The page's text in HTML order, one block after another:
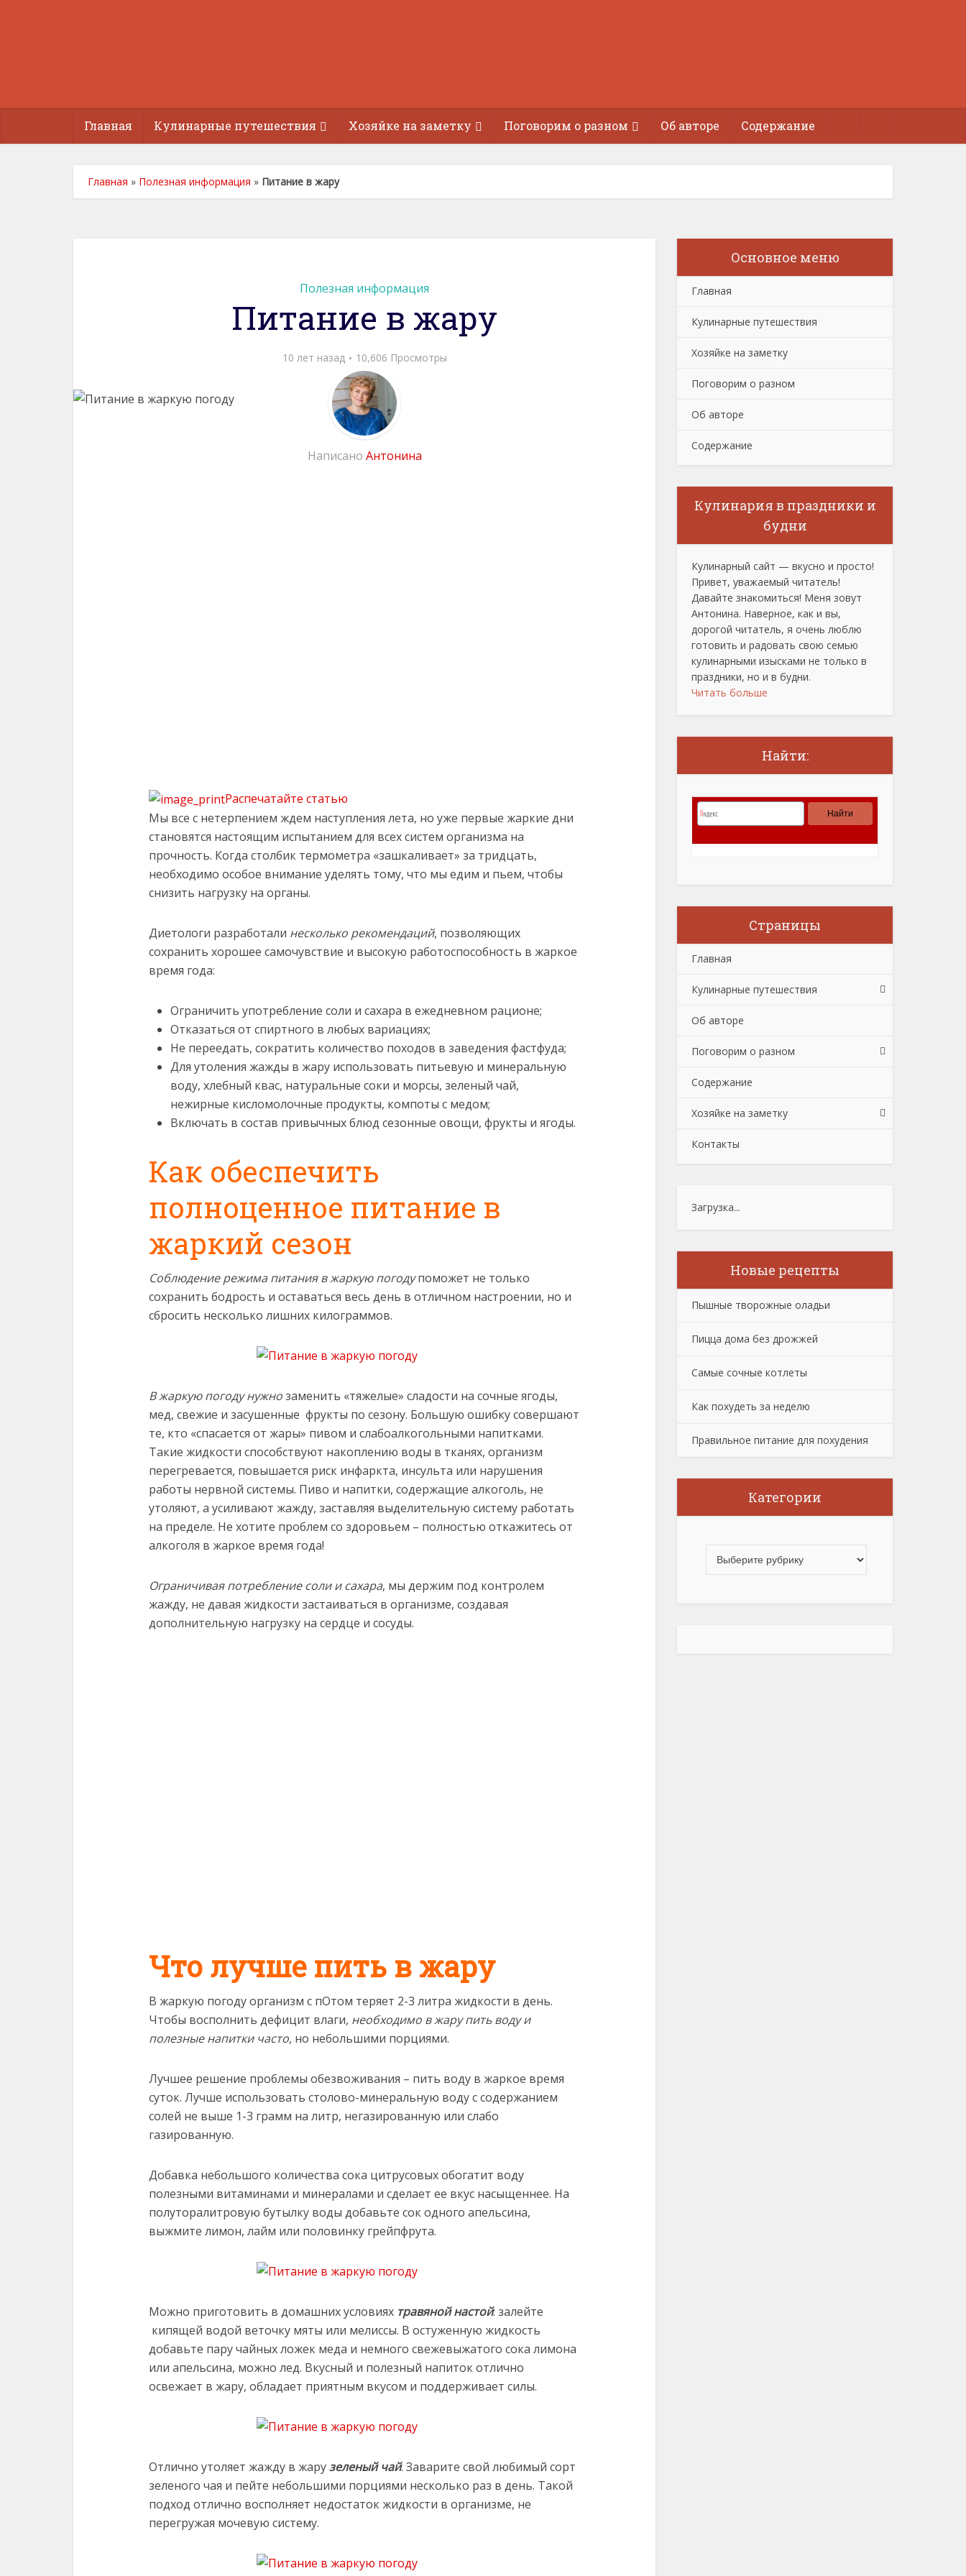
Главная Кулинарные путешествия Хозяйке на заметку Поговорим о разном Об авторе Содержание
Главная » Полезная информация » Питание в жару
Полезная информация
Питание в жару
10 лет назад 10,606 Просмотры
Написано Антонина
Распечатайте статью
Мы все с нетерпением ждем наступления лета, но уже первые жаркие дни
становятся настоящим испытанием для всех систем организма на
прочность. Когда столбик термометра «зашкаливает» за тридцать,
необходимо особое внимание уделять тому, что мы едим и пьем, чтобы
снизить нагрузку на органы.
Диетологи разработали несколько рекомендаций, позволяющих
сохранить хорошее самочувствие и высокую работоспособность в жаркое
время года:
Ограничить употребление соли и сахара в ежедневном рационе;
Отказаться от спиртного в любых вариациях;
Не переедать, сократить количество походов в заведения фастфуда;
Для утоления жажды в жару использовать питьевую и минеральную
воду, хлебный квас, натуральные соки и морсы, зеленый чай,
нежирные кисломолочные продукты, компоты с медом;
Включать в состав привычных блюд сезонные овощи, фрукты и ягоды.
Как обеспечить
полноценное питание в
жаркий сезон
Соблюдение режима питания в жаркую погодупоможет не только
сохранить бодрость и оставаться весь день в отличном настроении, но и
сбросить несколько лишних килограммов.
В жаркую погоду нужнозаменить «тяжелые» сладости на сочные ягоды,
мед, свежие и засушенные фрукты по сезону. Большую ошибку совершают
те, кто «спасается от жары» пивом и слабоалкогольными напитками.
Такие жидкости способствуют накоплению воды в тканях, организм
перегревается, повышается риск инфаркта, инсульта или нарушения
работы нервной системы. Пиво и напитки, содержащие алкоголь, не
утоляют, а усиливают жажду, заставляя выделительную систему работать
на пределе. Не хотите проблем со здоровьем – полностью откажитесь от
алкоголя в жаркое время года!
Ограничивая потребление соли и сахара, мы держим под контролем
жажду, не давая жидкости застаиваться в организме, создавая
дополнительную нагрузку на сердце и сосуды.
Что лучше пить в жару
В жаркую погоду организм с пОтом теряет 2-3 литра жидкости в день.
Чтобы восполнить дефицит влаги, необходимо в жару пить воду и
полезные напитки часто, но небольшими порциями.
Лучшее решение проблемы обезвоживания – пить воду в жаркое время
суток. Лучше использовать столово-минеральную воду с содержанием
солей не выше 1-3 грамм на литр, негазированную или слабо
газированную.
Добавка небольшого количества сока цитрусовых обогатит воду
полезными витаминами и минералами и сделает ее вкус насыщеннее. На
полуторалитровую бутылку воды добавьте сок одного апельсина,
выжмите лимон, лайм или половинку грейпфрута.
Можно приготовить в домашних условиях травяной настой: залейте
кипящей водой веточку мяты или мелиссы. В остуженную жидкость
добавьте пару чайных ложек меда и немного свежевыжатого сока лимона
или апельсина, можно лед. Вкусный и полезный напиток отлично
освежает в жару, обладает приятным вкусом и поддерживает силы.
Отлично утоляет жажду в жарузеленый чай. Заварите свой любимый сорт
зеленого чая и пейте небольшими порциями несколько раз в день. Такой
подход отлично восполняет недостаток жидкости в организме, не
перегружая мочевую систему.
Основное меню
Главная
Кулинарные путешествия
Хозяйке на заметку
Поговорим о разном
Об авторе
Содержание
Кулинария в праздники и
будни
Кулинарный сайт — вкусно и просто!
Привет, уважаемый читатель!
Давайте знакомиться! Меня зовут
Антонина. Наверное, как и вы,
дорогой читатель, я очень люблю
готовить и радовать свою семью
кулинарными изысками не только в
праздники, но и в будни.
Читать больше
Найти:
Страницы
Главная
Кулинарные путешествия
Об авторе
Поговорим о разном
Содержание
Хозяйке на заметку
Контакты
Загрузка...
Новые рецепты
Пышные творожные оладьи
Пицца дома без дрожжей
Самые сочные котлеты
Как похудеть за неделю
Правильное питание для похудения
Категории